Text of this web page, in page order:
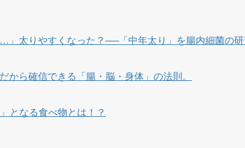
太りやすくなった？──「中年太り」を腸内細菌の研
から確信できる「腸・脳・身体」の法則。
となる食べ物とは！？